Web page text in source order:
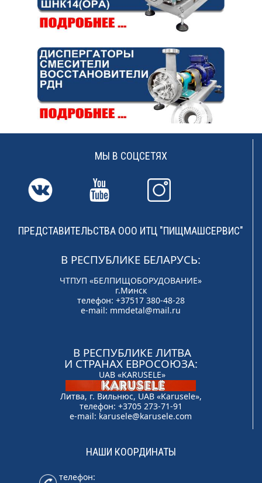
МЫ В СОЦСЕТЯХ
ПРЕДСТАВИТЕЛЬСТВА ООО ИТЦ "ПИЩМАШСЕРВИС"
В РЕСПУБЛИКЕ БЕЛАРУСЬ:
ЧТПУП «БЕЛПИЩОБОРУДОВАНИЕ»
г.Минск
телефон: +37517 380-48-28
e-mail: mmdetal@mail.ru
В РЕСПУБЛИКЕ ЛИТВА
И СТРАНАХ ЕВРОСОЮЗА:
UAB «KARUSELE»
Литва, г. Вильнюс, UAB «Karusele»,
телефон: +3705 273-71-91
e-mail: karusele@karusele.com
НАШИ КООРДИНАТЫ
телефон: